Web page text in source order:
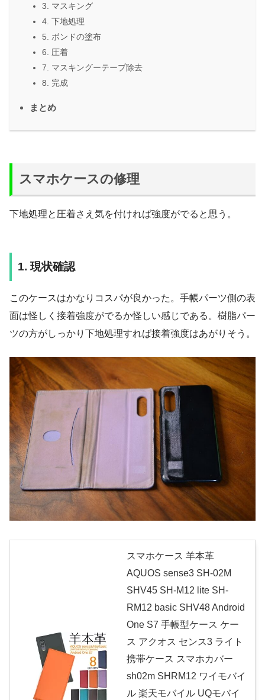
3. マスキング
4. 下地処理
5. ボンドの塗布
6. 圧着
7. マスキングーテープ除去
8. 完成
まとめ
スマホケースの修理
下地処理と圧着さえ気を付ければ強度がでると思う。
1. 現状確認
このケースはかなりコスパが良かった。手帳パーツ側の表
面は怪しく接着強度がでるか怪しい感じである。樹脂パー
ツの方がしっかり下地処理すれば接着強度はあがりそう。
スマホケース 羊本革
AQUOS sense3 SH-02M
SHV45 SH-M12 lite SH-
RM12 basic SHV48 Android
One S7 手帳型ケース ケー
ス アクオス センス3 ライト
携帯ケース スマホカバー
sh02m SHRM12 ワイモバイ
ル 楽天モバイル UQモバイ